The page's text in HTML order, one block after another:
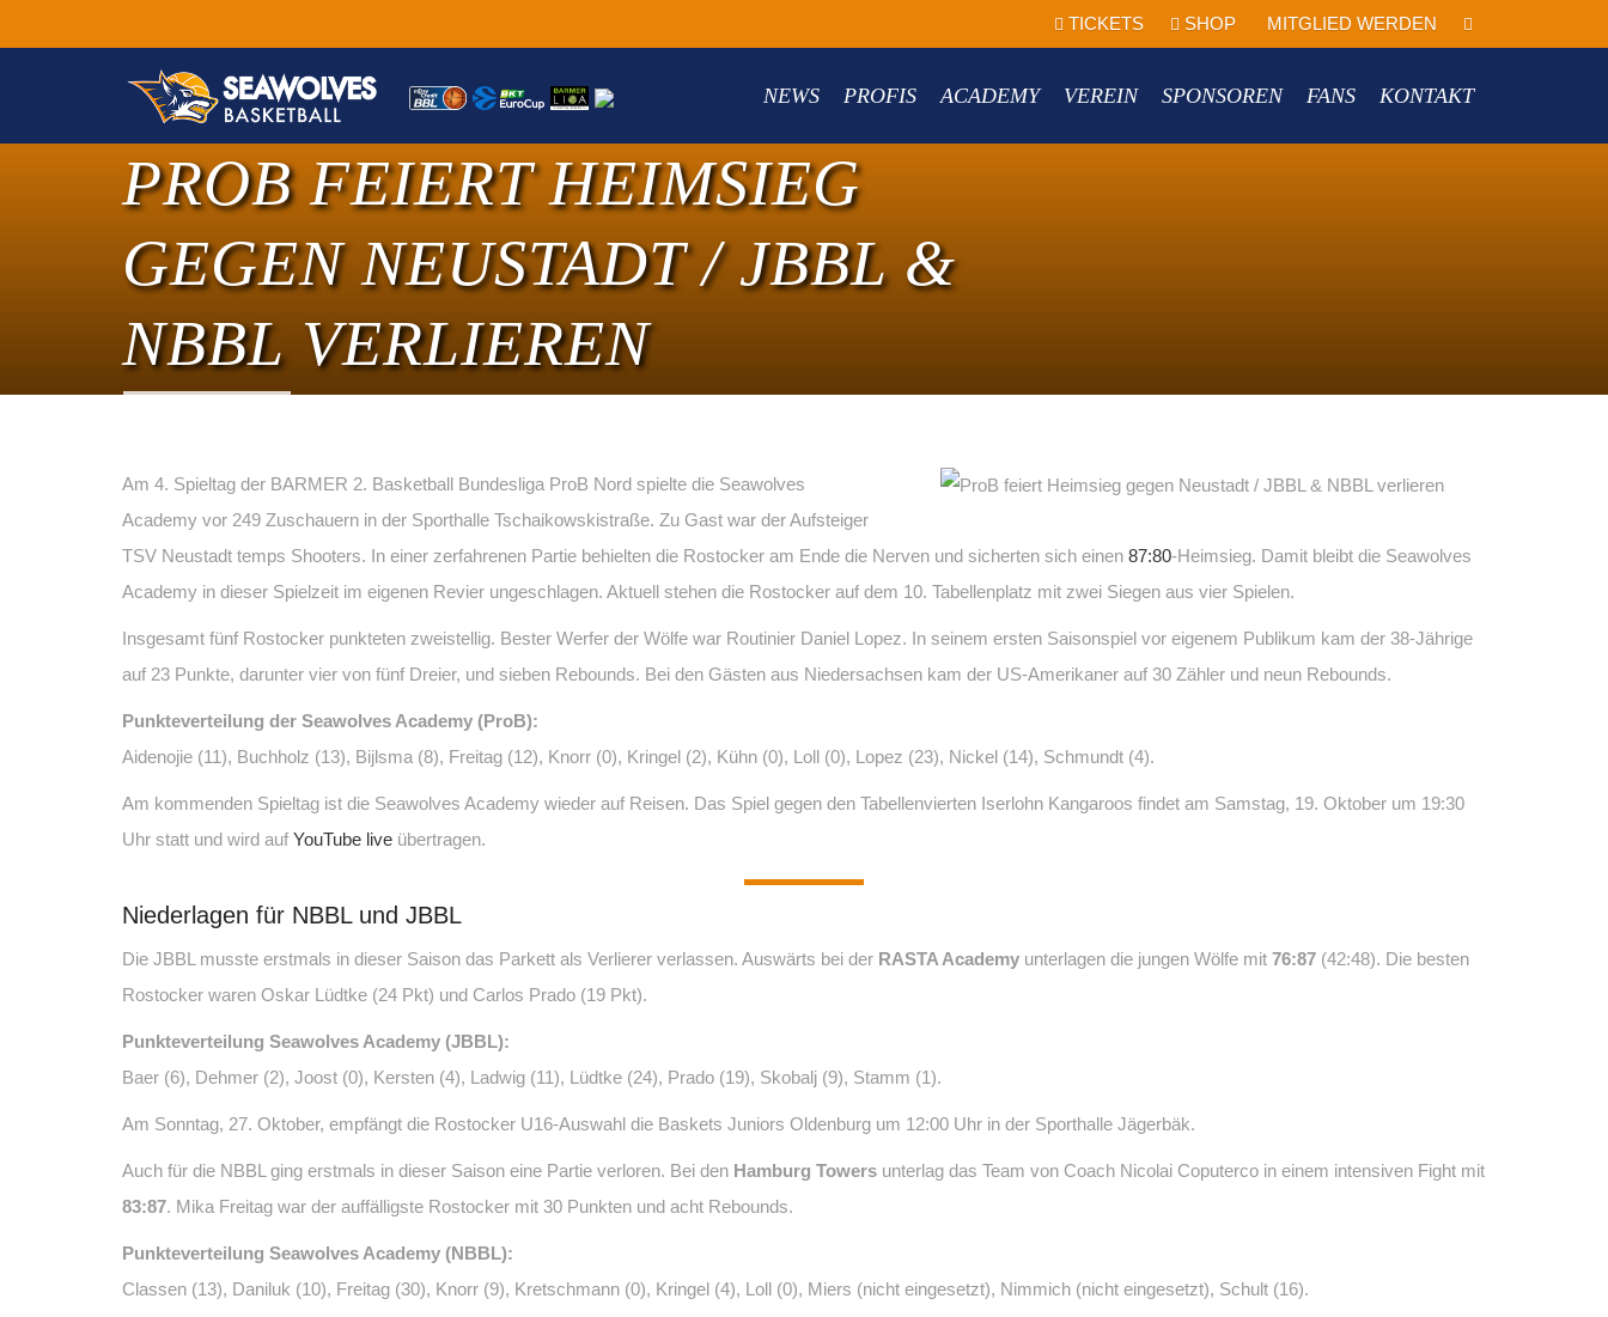
TICKETS SHOP MITGLIED WERDEN
NEWS PROFIS ACADEMY VEREIN SPONSOREN FANS KONTAKT
PROB FEIERT HEIMSIEG
GEGEN NEUSTADT / JBBL &
NBBL VERLIEREN
Am 4. Spieltag der BARMER 2. Basketball Bundesliga ProB Nord spielte die Seawolves
Academy vor 249 Zuschauern in der Sporthalle Tschaikowskistraße. Zu Gast war der Aufsteiger
TSV Neustadt temps Shooters. In einer zerfahrenen Partie behielten die Rostocker am Ende die Nerven und sicherten sich einen 87:80-Heimsieg. Damit bleibt die Seawolves
Academy in dieser Spielzeit im eigenen Revier ungeschlagen. Aktuell stehen die Rostocker auf dem 10. Tabellenplatz mit zwei Siegen aus vier Spielen.
Insgesamt fünf Rostocker punkteten zweistellig. Bester Werfer der Wölfe war Routinier Daniel Lopez. In seinem ersten Saisonspiel vor eigenem Publikum kam der 38-Jährige
auf 23 Punkte, darunter vier von fünf Dreier, und sieben Rebounds. Bei den Gästen aus Niedersachsen kam der US-Amerikaner auf 30 Zähler und neun Rebounds.
Punkteverteilung der Seawolves Academy (ProB):
Aidenojie (11), Buchholz (13), Bijlsma (8), Freitag (12), Knorr (0), Kringel (2), Kühn (0), Loll (0), Lopez (23), Nickel (14), Schmundt (4).
Am kommenden Spieltag ist die Seawolves Academy wieder auf Reisen. Das Spiel gegen den Tabellenvierten Iserlohn Kangaroos findet am Samstag, 19. Oktober um 19:30
Uhr statt und wird auf YouTube live übertragen.
Niederlagen für NBBL und JBBL
Die JBBL musste erstmals in dieser Saison das Parkett als Verlierer verlassen. Auswärts bei der RASTA Academy unterlagen die jungen Wölfe mit 76:87 (42:48). Die besten
Rostocker waren Oskar Lüdtke (24 Pkt) und Carlos Prado (19 Pkt).
Punkteverteilung Seawolves Academy (JBBL):
Baer (6), Dehmer (2), Joost (0), Kersten (4), Ladwig (11), Lüdtke (24), Prado (19), Skobalj (9), Stamm (1).
Am Sonntag, 27. Oktober, empfängt die Rostocker U16-Auswahl die Baskets Juniors Oldenburg um 12:00 Uhr in der Sporthalle Jägerbäk.
Auch für die NBBL ging erstmals in dieser Saison eine Partie verloren. Bei den Hamburg Towers unterlag das Team von Coach Nicolai Coputerco in einem intensiven Fight mit
83:87. Mika Freitag war der auffälligste Rostocker mit 30 Punkten und acht Rebounds.
Punkteverteilung Seawolves Academy (NBBL):
Classen (13), Daniluk (10), Freitag (30), Knorr (9), Kretschmann (0), Kringel (4), Loll (0), Miers (nicht eingesetzt), Nimmich (nicht eingesetzt), Schult (16).